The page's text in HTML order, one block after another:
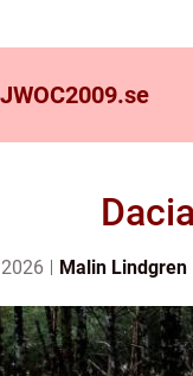
se
Malin Lindgren